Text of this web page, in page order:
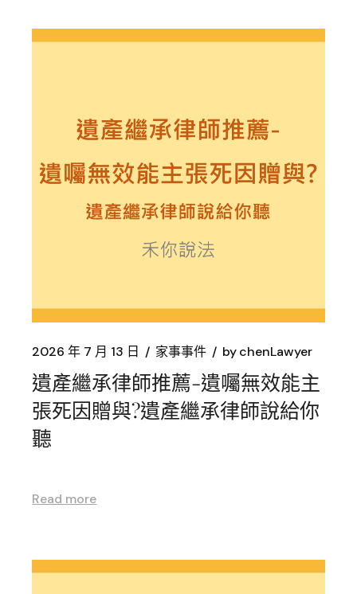
2026 年 7 月 13 日 家事事件 bychenLawyer
遺產繼承律師推薦-遺囑無效能主
張死因贈與?遺產繼承律師說給你
聽
Read more